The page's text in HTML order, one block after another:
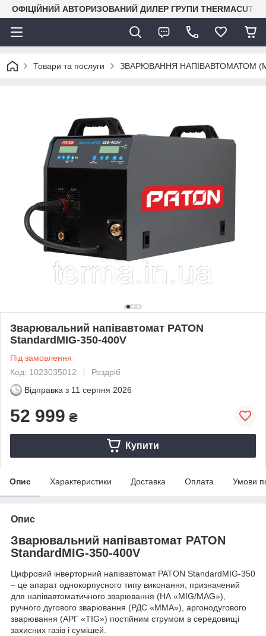
ОФІЦІЙНИЙ АВТОРИЗОВАНИЙ ДИЛЕР ГРУПИ THERMACUT® В
Товари та послуги ЗВАРЮВАННЯ НАПІВАВТОМАТОМ
Зварювальний напівавтомат PATON
StandardMIG-350-400V
Під замовлення
Код: 1023035012
Роздріб
Відправка з 11 серпня 2026
52 999 ₴
Купити
Опис Характеристики Доставка Оплата Умови
Опис
Зварювальний напівавтомат PATON
StandardMIG-350-400V
Цифровий інверторний напівавтомат PATON StandardMIG-350
– це апарат однокорпусного типу виконання, призначений
для напівавтоматичного зварювання (НА «MIG/MAG»),
ручного дугового зварювання (РДС «MMA»), аргонодугового
зварювання (АРГ «TIG») постійним струмом в середовищі
захисних газів і сумішей.